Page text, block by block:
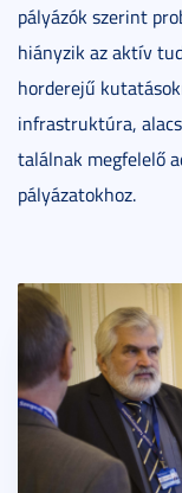
pályázók szerint
hiányzik az aktív
horderejű
infrastruktúra,
találnak megfelelő
pályázatokhoz.